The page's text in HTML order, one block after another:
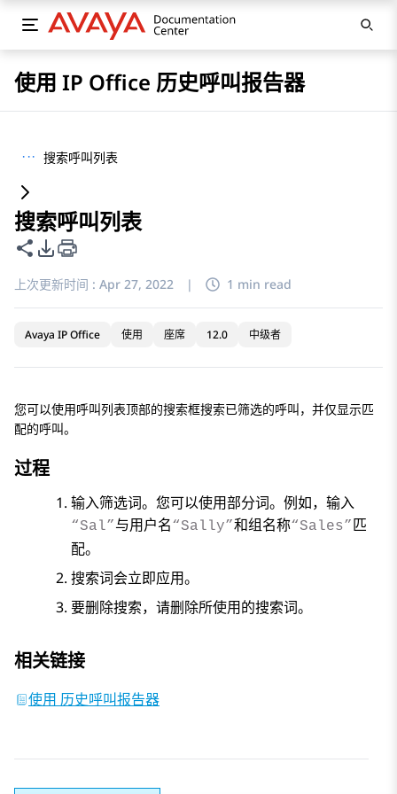
使用 IP Office 历史呼叫报告器
··· 搜索呼叫列表
搜索呼叫列表
共享此页面
PDF 导出选项
上次更新时间 : Apr 27, 2022 | 1 min read
Avaya IP Office 使用 座席 12.0 中级者
您可以使用呼叫列表顶部的搜索框搜索已筛选的呼叫，并仅显示匹
配的呼叫。
过程
输入筛选词。您可以使用部分词。例如，输入
“Sal”与用户名“Sally”和组名称“Sales”匹
配。
搜索词会立即应用。
要删除搜索，请删除所使用的搜索词。
相关链接
使用 历史呼叫报告器